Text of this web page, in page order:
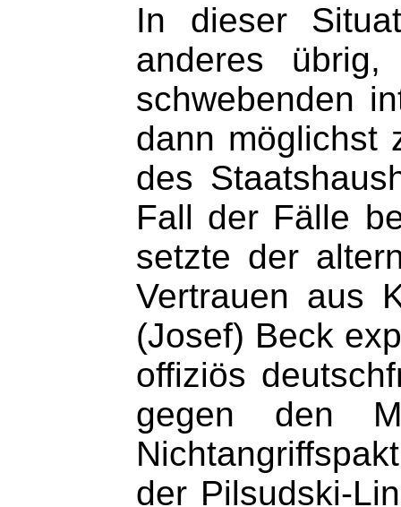
In dieser
anderes
schwebenden
dann möglichst
des
Fall der Fälle
setzte der
Vertrauen aus
(Josef) Beck
offiziös
gegen den
der Pilsudski-